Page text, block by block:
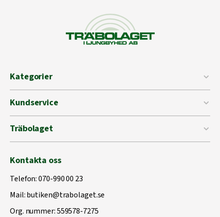
Kategorier
Kundservice
Träbolaget
Kontakta oss
Telefon:070-990 00 23
Mail:butiken@trabolaget.se
Org. nummer: 559578-7275